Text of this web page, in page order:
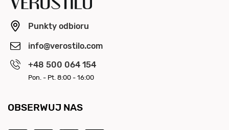
Punkty odbioru
info@verostilo.com
+48 500 064 154
Pon. - Pt. 8:00 - 16:00
OBSERWUJ NAS